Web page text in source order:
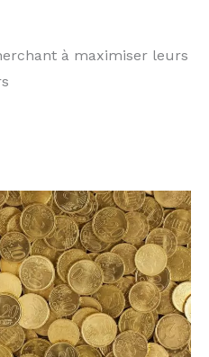
à maximiser leurs